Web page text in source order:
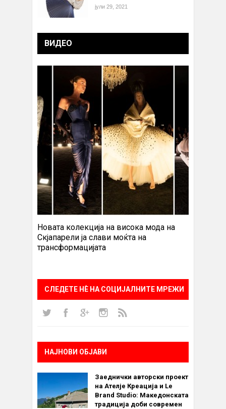
јули 29, 2021
ВИДЕО
Новата колекција на висока мода на
Скјапарели ја слави моќта на
трансформацијата
СЛЕДЕТЕ НÈ НА СОЦИЈАЛНИТЕ МРЕЖИ
НАЈНОВИ ОБЈАВИ
Заеднички авторски проект
на Ателје Креација и Le
Brand Studio: Македонската
традиција доби современ